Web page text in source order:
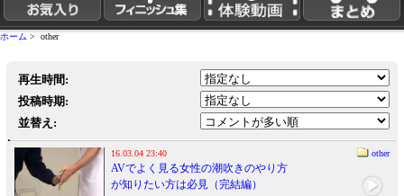
ホーム > other
再生時間:
投稿時期:
並替え:
16.03.04 23:40 other
AVでよく見る女性の潮吹きのやり方
が知りたい方は必見（完結編）